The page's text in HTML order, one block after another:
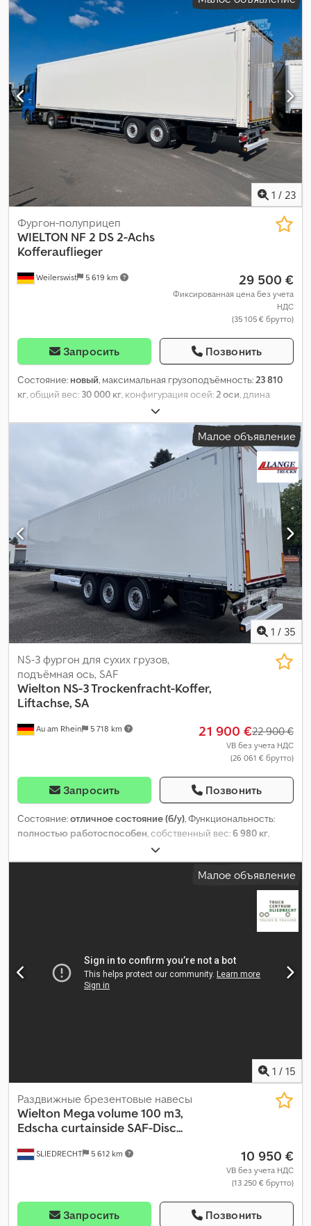
м³, общая ширина: 2 550 мм , общая высота: 3 710 мм
Оборудование:ABS
1 / 23
Weilerswist 5 619 km
Фургон-полуприцеп
WIELTON NF 2 DS 2-Achs
Kofferauflieger
29 500 €
Фиксированная цена без учета
НДС
(35 105 € брутто)
Запросить Позвонить
Состояние: новый, максимальная грузоподъёмность:23 810
кг, общий вес: 30 000 кг, конфигурация осей:2 оси, длина
, ширина пространства для
загрузки:2 480 мм, высота грузового отсека:2 725 мм, объем
, общая ширина:2 550 мм, общая
2026 , Оборудование:ABS,
Малое объявление
1 / 35
Au am Rhein 5 718 km
NS-3 фургон для сухих грузов,
подъёмная ось, SAF
Wielton NS-3 Trockenfracht-Koffer,
Liftachse, SA
21 900 €22 900 €
VB без учета НДС
(26 061 € брутто)
Запросить Позвонить
Состояние:отличное состояние (б/у), Функциональность:
полностью работоспособен, собственный вес:6 980 кг,
, конфигурация осей:
регистрация:01/2023, длина грузового отсека:13 620 мм,
2 490 мм, высота
, размер шины:
Малое объявление
1 / 15
SLIEDRECHT 5 612 km
Раздвижные брезентовые навесы
Wielton Mega volume 100 m3,
Edscha curtainside SAF-Disc...
10 950 €
VB без учета НДС
(13 250 € брутто)
Запросить Позвонить